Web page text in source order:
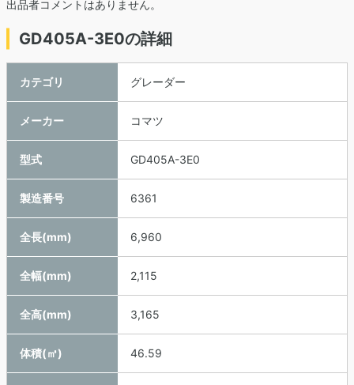
出品者コメントはありません。
GD405A-3E0の詳細
カテゴリ グレーダー
メーカー コマツ
型式 GD405A-3E0
製造番号 6361
全長(mm) 6,960
全幅(mm) 2,115
全高(mm) 3,165
体積(㎥) 46.59